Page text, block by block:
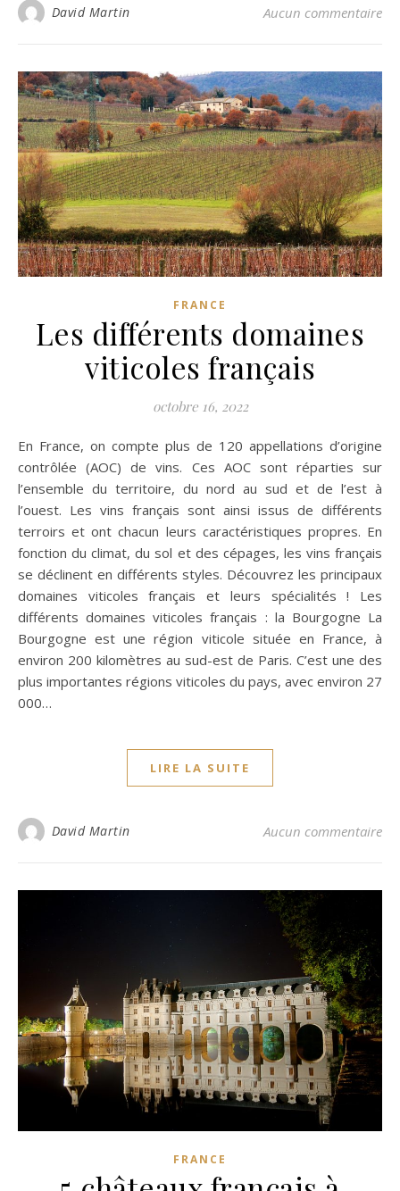
David Martin Aucun commentaire
FRANCE
Les différents domaines
viticoles français
octobre 16, 2022
En France, on compte plus de 120 appellations d’origine
contrôlée (AOC) de vins. Ces AOC sont réparties sur
l’ensemble du territoire, du nord au sud et de l’est à
l’ouest. Les vins français sont ainsi issus de différents
terroirs et ont chacun leurs caractéristiques propres. En
fonction du climat, du sol et des cépages, les vins français
se déclinent en différents styles. Découvrez les principaux
domaines viticoles français et leurs spécialités ! Les
différents domaines viticoles français : la Bourgogne La
Bourgogne est une région viticole située en France, à
environ 200 kilomètres au sud-est de Paris. C’est une des
plus importantes régions viticoles du pays, avec environ 27
000…
LIRE LA SUITE
David Martin Aucun commentaire
FRANCE